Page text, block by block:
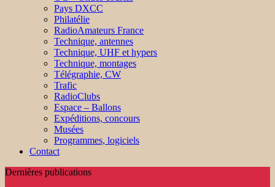
Pays DXCC
Philatélie
RadioAmateurs France
Technique, antennes
Technique, UHF et hypers
Technique, montages
Télégraphie, CW
Trafic
RadioClubs
Espace – Ballons
Expéditions, concours
Musées
Programmes, logiciels
Contact
Dernières publications